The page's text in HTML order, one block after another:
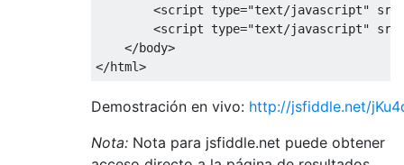
<script type="text/javascript" src
<script type="text/javascript" src
</body>
</html>
Demostración en vivo: http://jsfiddle.net/
Nota: Nota para jsfiddle.net puede obtener